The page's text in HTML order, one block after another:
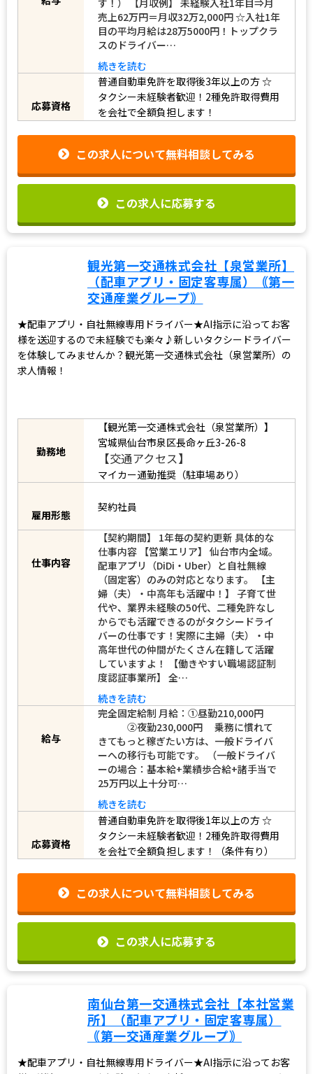
月給18万円～40万円 （歩合制の為、自分
の頑張りでお給料を稼げるのが魅力で
す！） 【月収例】 未経験入社1年目⇒月
売上62万円＝月収32万2,000円 ☆入社1年
目の平均月給は28万5000円！トップクラ
スのドライバー…
続きを読む
普通自動車免許を取得後3年以上の方☆
タクシー未経験者歓迎！2種免許取得費用
を会社で全額負担します！
この求人に応募する
観光第一交通株式会社【泉営業所】
（配車アプリ・固定客専属）｟第一
交通産業グループ｠
★配車アプリ・自社無線専用ドライバー★AI指示に沿ってお客
様を送迎するので未経験でも楽々♪新しいタクシードライバー
【観光第一交通株式会社（泉営業所）】
宮城県仙台市泉区長命ヶ丘3-26-8
マイカー通勤推奨（駐車場あり）
契約社員
【契約期間】 1年毎の契約更新 具体的な
仕事内容 【営業エリア】 仙台市内全域。
配車アプリ（DiDi・Uber）と自社無線
（固定客）のみの対応となります。 【主
婦（夫）・中高年も活躍中！】 子育て世
代や、業界未経験の50代、二種免許なし
からでも活躍できるのがタクシードライ
バーの仕事です！実際に主婦（夫）・中
高年世代の仲間がたくさん在籍して活躍
していますよ！ 【働きやすい職場認証制
度認証事業所】 全…
続きを読む
完全固定給制 月給：①昼勤210,000円
②夜勤230,000円 乗務に慣れて
きてもっと稼ぎたい方は、一般ドライバ
ーへの移行も可能です。 （一般ドライバ
ーの場合：基本給+業績歩合給+諸手当で
25万円以上十分可…
続きを読む
普通自動車免許を取得後1年以上の方☆
タクシー未経験者歓迎！2種免許取得費用
を会社で全額負担します！（条件有り）
この求人に応募する
南仙台第一交通株式会社【本社営業
所】（配車アプリ・固定客専属）